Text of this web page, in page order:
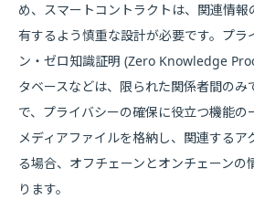
め、スマートコントラクトは、関連情
有するよう慎重な設計が必要です。プラ
ン・ゼロ知識証明 (Zero Knowledge
タベースなどは、限られた関係者間のみ
で、プライバシーの確保に役立つ機能の
メディアファイルを格納し、関連するア
る場合、オフチェーンとオンチェーンの
ります。